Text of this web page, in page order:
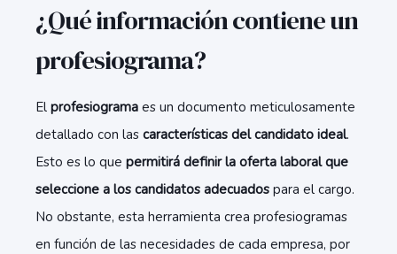
¿Qué información contiene un
profesiograma?
El profesiograma es un documento meticulosamente
detallado con las características del candidato ideal.
Esto es lo que permitirá definir la oferta laboral que
seleccione a los candidatos adecuados para el cargo.
No obstante, esta herramienta crea profesiogramas
en función de las necesidades de cada empresa, por